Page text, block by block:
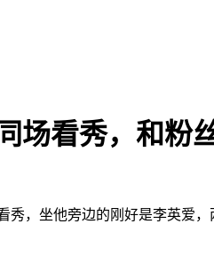
场看秀，和粉
秀，坐他旁边的刚好是李英爱